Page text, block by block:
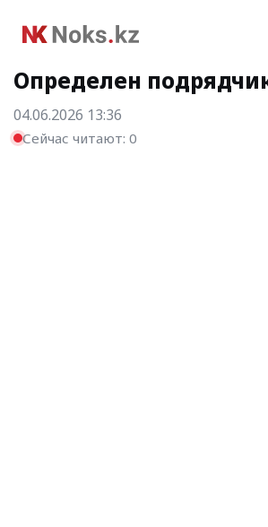
Определен
04.06.2026 13:36
Сейчас читают: 0